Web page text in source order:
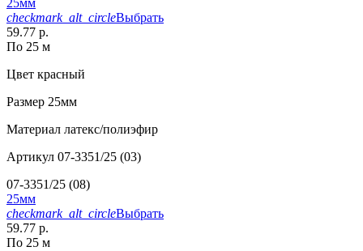
25мм
checkmark_alt_circleВыбрать
59.77 р.
По 25 м
Цвет красный
Размер 25мм
Материал латекс/полиэфир
Артикул 07-3351/25 (03)
07-3351/25 (08)
25мм
checkmark_alt_circleВыбрать
59.77 р.
По 25 м